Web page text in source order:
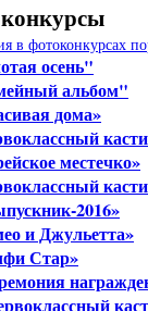
в фотоконкурсах
осень"
альбом"
дома»
местечко»
2016»
и Джульетта»
Стар»